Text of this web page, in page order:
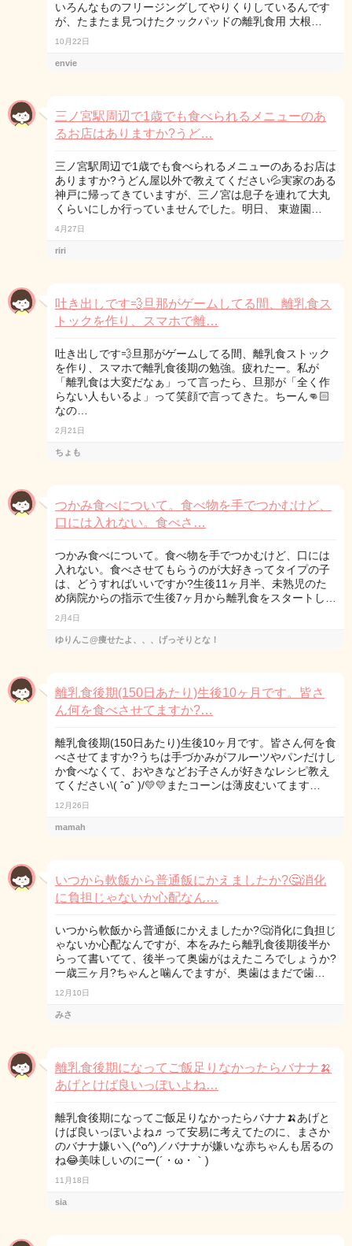
いろんなものフリージングしてやりくりしているんです
が、たまたま見つけたクックパッドの離乳食用 大根…
10月22日
envie
三ノ宮駅周辺で1歳でも食べられるメニューのあ
るお店はありますか?うど…
三ノ宮駅周辺で1歳でも食べられるメニューのあるお店は
ありますか?うどん屋以外で教えてください💦実家のある
神戸に帰ってきていますが、三ノ宮は息子を連れて大丸
くらいにしか行っていませんでした。明日、 東遊園…
4月27日
riri
吐き出しです💨旦那がゲームしてる間、離乳食ス
トックを作り、スマホで離…
吐き出しです💨旦那がゲームしてる間、離乳食ストック
を作り、スマホで離乳食後期の勉強。疲れたー。私が
「離乳食は大変だなぁ」って言ったら、旦那が「全く作
らない人もいるよ」って笑顔で言ってきた。ちーん👊🏻
なの…
2月21日
ちょも
つかみ食べについて。食べ物を手でつかむけど、
口には入れない。食べさ…
つかみ食べについて。食べ物を手でつかむけど、口には
入れない。食べさせてもらうのが大好きってタイプの子
は、どうすればいいですか?生後11ヶ月半、未熟児のた
め病院からの指示で生後7ヶ月から離乳食をスタートし…
2月4日
ゆりんこ@痩せたよ、、、げっそりとな！
離乳食後期(150日あたり)生後10ヶ月です。皆さ
ん何を食べさせてますか?…
離乳食後期(150日あたり)生後10ヶ月です。皆さん何を食
べさせてますか?うちは手づかみがフルーツやパンだけし
か食べなくて、おやきなどお子さんが好きなレシピ教え
てください\( ˆoˆ )/💛💛またコーンは薄皮むいてます…
12月26日
mamah
いつから軟飯から普通飯にかえましたか?🤔消化
に負担じゃないか心配なん…
いつから軟飯から普通飯にかえましたか?🤔消化に負担じ
ゃないか心配なんですが、本をみたら離乳食後期後半か
らって書いてて、後半って奥歯がはえたころでしょうか?
一歳三ヶ月?ちゃんと噛んでますが、奥歯はまだで歯…
12月10日
みさ
離乳食後期になってご飯足りなかったらバナナ🍌
あげとけば良いっぽいよね…
離乳食後期になってご飯足りなかったらバナナ🍌あげと
けば良いっぽいよね♬って安易に考えてたのに、まさか
のバナナ嫌い＼(^o^)／バナナが嫌いな赤ちゃんも居るの
ね😂美味しいのにー(´・ω・｀)
11月18日
sia